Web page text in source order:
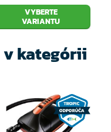
VYBERTE
VARIANTU
kategórii